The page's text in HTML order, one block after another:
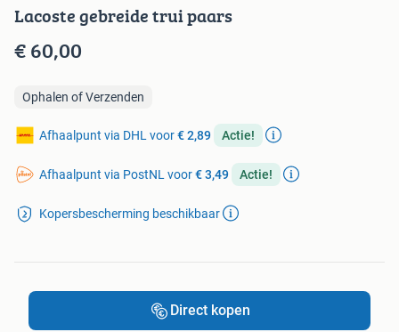
Lacoste gebreide trui paars
€ 60,00
Ophalen of Verzenden
Afhaalpunt via DHL voor€ 2,89 Actie!
Afhaalpunt via PostNL voor€ 3,49 Actie!
Kopersbescherming beschikbaar
Direct kopen